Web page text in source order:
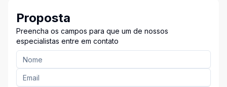
Proposta
Preencha os campos para que um de nossos
especialistas entre em contato